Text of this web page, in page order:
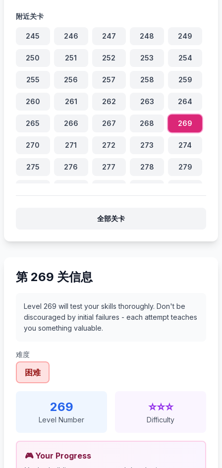
附近关卡
245 246 247 248 249
250 251 252 253 254
255 256 257 258 259
260 261 262 263 264
265 266 267 268 269
270 271 272 273 274
275 276 277 278 279
全部关卡
第 269 关信息
Level 269 will test your skills thoroughly. Don't be
discouraged by initial failures - each attempt teaches
you something valuable.
难度
困难
269
Level Number
⭐⭐⭐
Difficulty
🎮 Your Progress